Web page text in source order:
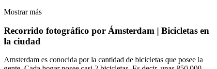
Mostrar más
Recorrido fotográfico por Ámsterdam | Bicicletas en
la ciudad
Amsterdam es conocida por la cantidad de bicicletas que posee la